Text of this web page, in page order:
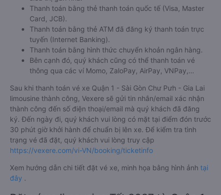
bao gồm:
Thanh toán bằng tiền mặt tại các cửa hàng tiện lợi và
siêu thị gần nhà.
Thanh toán bằng thẻ thanh toán quốc tế (Visa, Master
Card, JCB).
Thanh toán bằng thẻ ATM đã đăng ký thanh toán trực
tuyến (Internet Banking).
Thanh toán bằng hình thức chuyển khoản ngân hàng.
Bên cạnh đó, quý khách cũng có thể thanh toán vé
thông qua các ví Momo, ZaloPay, AirPay, VNPay,…
Sau khi thanh toán vé xe Quận 1 - Sài Gòn Chư Pưh - Gia Lai
limousine thành công, Vexere sẽ gửi tin nhắn/email xác nhận
thành công đến số điện thoại/email mà quý khách đã đăng
ký. Đến ngày đi, quý khách vui lòng có mặt tại điểm đón trước
30 phút giờ khởi hành để chuẩn bị lên xe. Để kiểm tra tình
trạng vé đã đặt, quý khách vui lòng truy cập